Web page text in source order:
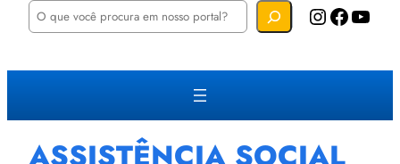
P
u
a
Instagram Facebook YouTube